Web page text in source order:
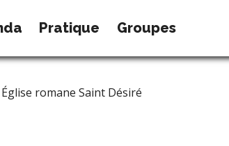
Pratique Groupes
Église romane Saint Désiré